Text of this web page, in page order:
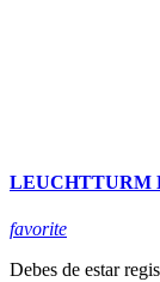
LEUCHTTURM
favorite
Debes de estar